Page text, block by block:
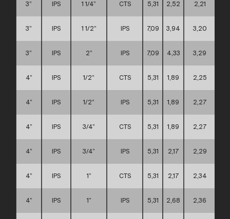
3” IPS 1 1/4” CTS 5,31 2,52 2,21
3” IPS 1 1/2” IPS 7,09 3,94 3,20
3” IPS 2” IPS 7,09 4,33 3,29
4” IPS 1/2” CTS 5,31 1,89 2,25
4” IPS 1/2” IPS 5,31 1,89 2,27
4” IPS 3/4” CTS 5,31 1,89 2,27
4” IPS 3/4” IPS 5,31 2,17 2,29
4” IPS 1” CTS 5,31 2,17 2,34
4” IPS 1” IPS 5,31 2,68 2,36